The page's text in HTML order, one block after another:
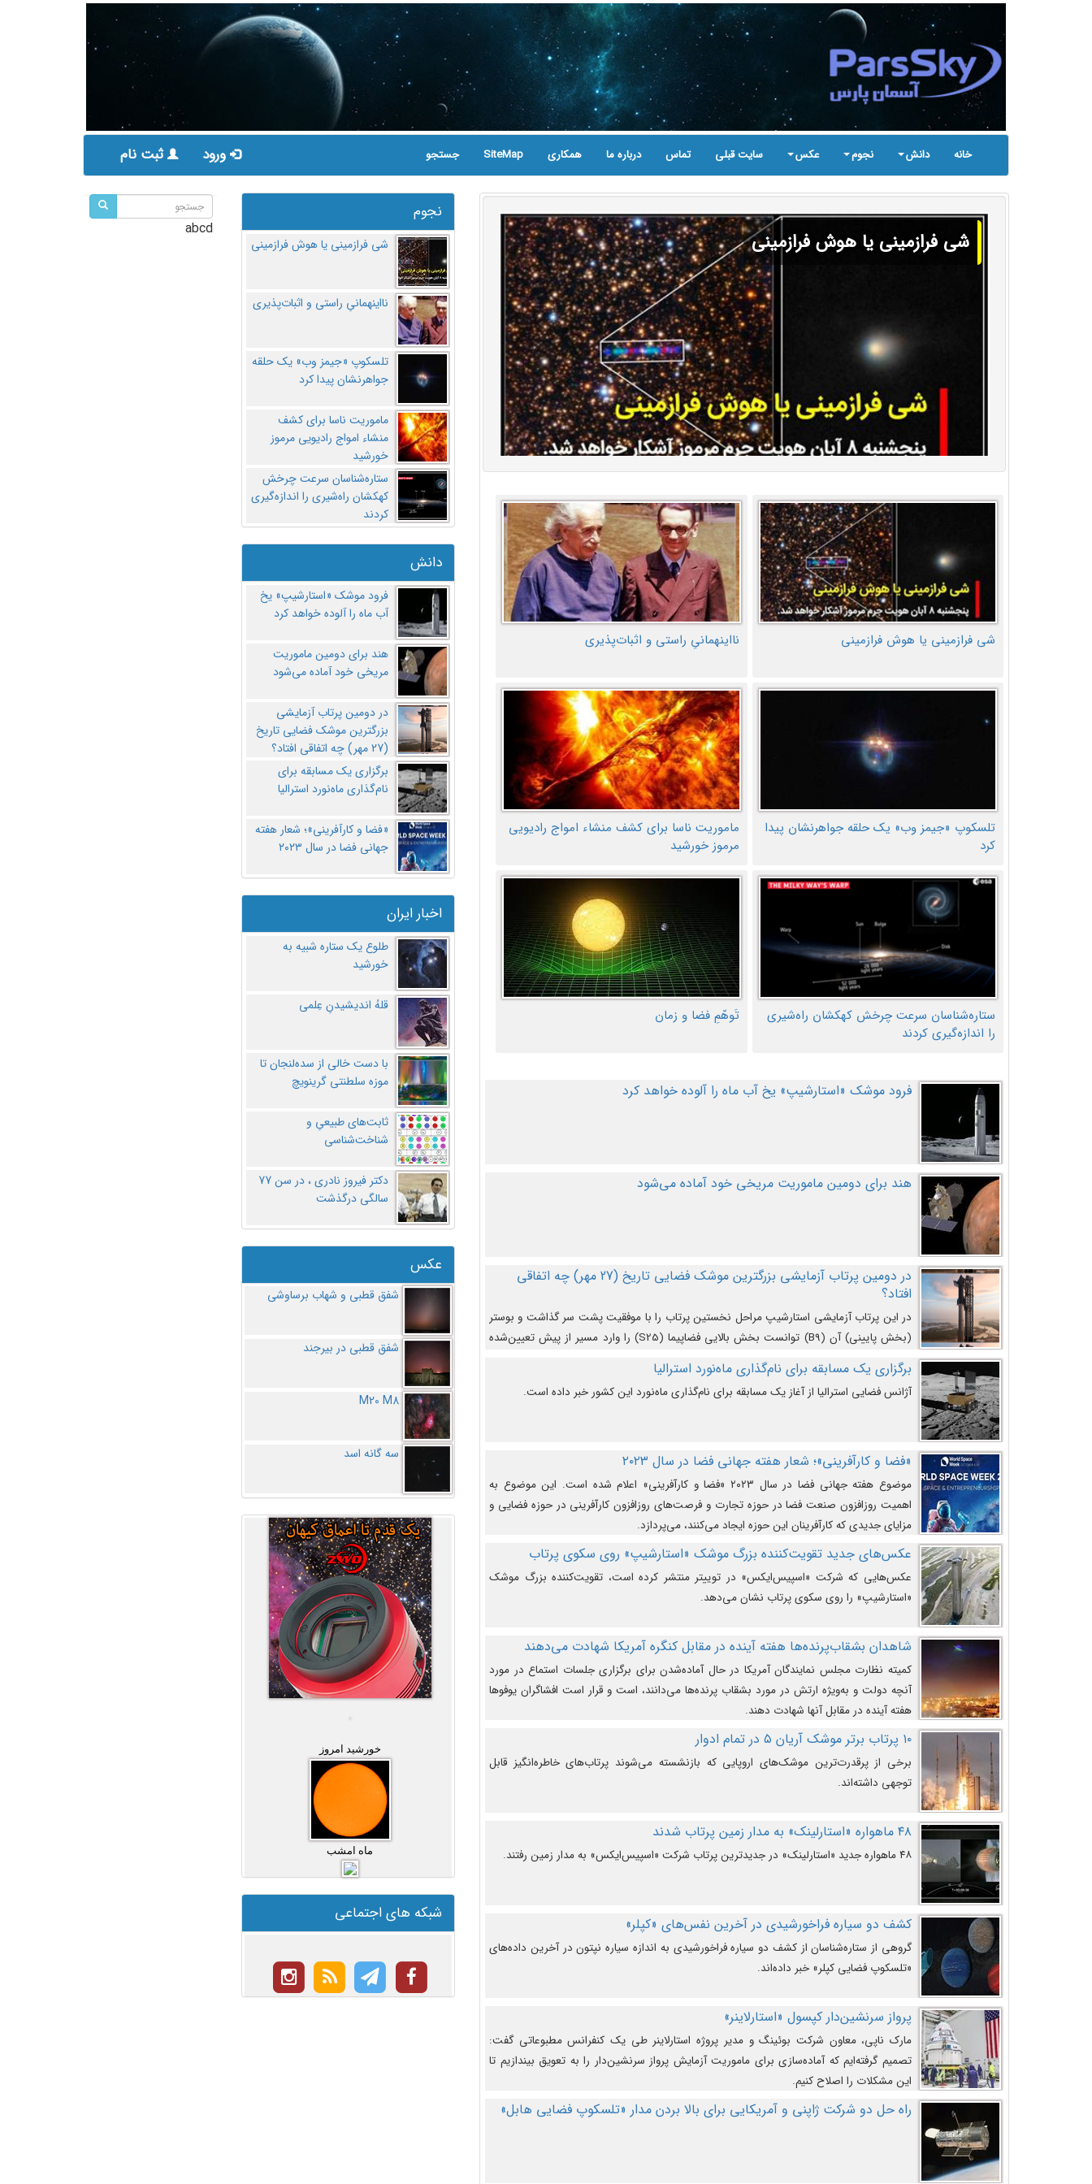
خانه دانش نجوم عکس سایت قبلی تماس درباره ما همکاری SiteMap جستجو ورود ثبت نام
شی فرازمینی یا هوش فرازمینی
شی فرازمینی یا هوش فرازمینی نااینهمانیِ راستی و اثبات‌پذیری
تلسکوپ «جیمز وب» یک حلقه جواهرنشان پیدا
کرد
ماموریت ناسا برای کشف منشاء امواج رادیویی
مرموز خورشید
ستاره‌شناسان سرعت چرخش کهکشان راه‌شیری
را اندازه‌گیری کردند
تَوهّمِ فضا و زمان
فرود موشک «استارشیپ» یخ آب ماه را آلوده خواهد کرد
هند برای دومین ماموریت مریخی خود آماده می‌شود
در دومین پرتاب آزمایشی بزرگترین موشک فضایی تاریخ (27 مهر‌) چه اتفاقی
افتاد؟
در این پرتاب آزمایشی استارشیپ مراحل نخستین پرتاب را با موفقیت پشت سر گذاشت و بوستر
(بخش پایینی) آن (B9) توانست بخش بالایی فضاپیما (S25) را وارد مسیر از پیش تعیین‌شده
کند و سپس با یک مکانیزم جدید با موفقیت از آن جدا شود. ‌
برگزاری یک مسابقه برای نام‌گذاری ماه‌نورد استرالیا
آژانس فضایی استرالیا از آغاز یک مسابقه برای نام‌گذاری ماه‌نورد این کشور خبر داده است.
«فضا و کارآفرینی»؛ شعار هفته جهانی فضا در سال ۲۰۲۳
موضوع هفته جهانی فضا در سال ۲۰۲۳ «فضا و کارآفرینی» اعلام شده است. این موضوع به
اهمیت روزافزون صنعت فضا در حوزه تجارت و فرصت‌های روزافزون کارآفرینی در حوزه فضایی و
مزایای جدیدی که کارآفرینان این حوزه ایجاد می‌کنند، می‌پردازد.
عکس‌های جدید تقویت‌کننده بزرگ موشک «استارشیپ» روی سکوی پرتاب
عکس‌هایی که شرکت «اسپیس‌ایکس» در توییتر منتشر کرده است، تقویت‌کننده بزرگ موشک
«استارشیپ» را روی سکوی پرتاب نشان می‌دهد.
شاهدان بشقاب‌پرنده‌ها هفته آینده در مقابل کنگره آمریکا شهادت می‌دهند
کمیته نظارت مجلس نمایندگان آمریکا در حال آماده‌شدن برای برگزاری جلسات استماع در مورد
آنچه دولت و به‌ویژه ارتش در مورد بشقاب پرنده‌ها می‌دانند، است و قرار است افشاگران یوفوها
هفته آینده در مقابل آنها شهادت دهند.
۱۰ پرتاب برتر موشک آریان ۵ در تمام ادوار
برخی از پرقدرت‌ترین موشک‌های اروپایی که بازنشسته می‌شوند پرتاب‌های خاطره‌انگیز قابل
توجهی داشته‌اند.
۴۸ ماهواره «استارلینک» به مدار زمین پرتاب شدند
۴۸ ماهواره جدید «استارلینک» در جدیدترین پرتاب شرکت «اسپیس‌ایکس» به مدار زمین رفتند.
کشف دو سیاره فراخورشیدی در آخرین نفس‌های «کپلر»
گروهی از ستاره‌شناسان از کشف دو سیاره فراخورشیدی به اندازه سیاره نپتون در آخرین داده‌های
«تلسکوپ فضایی کپلر» خبر داده‌اند.
پرواز سرنشین‌دار کپسول «استارلاینر»
مارک ناپی، معاون شرکت بوئینگ و مدیر پروژه استارلاینر طی یک کنفرانس مطبوعاتی گفت:
تصمیم گرفته‌ایم که آماده‌سازی برای ماموریت آزمایش پرواز سرنشین‌دار را به تعویق بیندازیم تا
این مشکلات را اصلاح کنیم.
راه حل دو شرکت ژاپنی و آمریکایی برای بالا بردن مدار «تلسکوپ فضایی هابل»
نجوم
شی فرازمینی یا هوش فرازمینی
نااینهمانیِ راستی و اثبات‌پذیری
تلسکوپ «جیمز وب» یک حلقه
جواهرنشان پیدا کرد
ماموریت ناسا برای کشف
منشاء امواج رادیویی مرموز
خورشید
ستاره‌شناسان سرعت چرخش
کهکشان راه‌شیری را اندازه‌گیری
کردند
دانش
فرود موشک «استارشیپ» یخ
آب ماه را آلوده خواهد کرد
هند برای دومین ماموریت
مریخی خود آماده می‌شود
در دومین پرتاب آزمایشی
بزرگترین موشک فضایی تاریخ
(27 مهر‌) چه اتفاقی افتاد؟
برگزاری یک مسابقه برای
نام‌گذاری ماه‌نورد استرالیا
«فضا و کارآفرینی»؛ شعار هفته
جهانی فضا در سال ۲۰۲۳
اخبار ایران
طلوع یک ستاره شبیه به
خورشید
قلهُ اندیشیدنِ عِلمی
با دست خالی از سده‌لنجان تا
موزه سلطنتی گرینویچ
ثابت‌های طبیعیِ و
شناخت‌شناسی
دکتر فیروز نادری ، در سن 77
سالگی درگذشت
عکس
شفق قطبی و شهاب برساوشی
شفق قطبی در بیرجند
M20 M8
سه گانه اسد
خورشید امروز
ماه امشب
شبکه های اجتماعی
abcd